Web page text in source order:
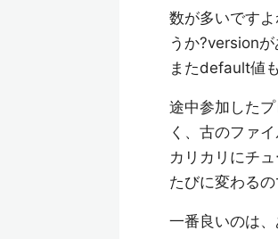
数が多いです
うか?version
またdefault値
途中参加した
く、古のファ
カリカリにチ
たびに変わる
一番良いのは、